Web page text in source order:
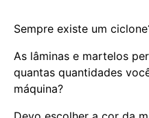
Sempre existe um
As lâminas e martelos
quantas quantidades
máquina?